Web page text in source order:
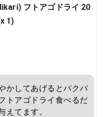
フトアゴドライ 20
1)
かしてあげるとバクバ
トアゴドライ食べるだ
てます。